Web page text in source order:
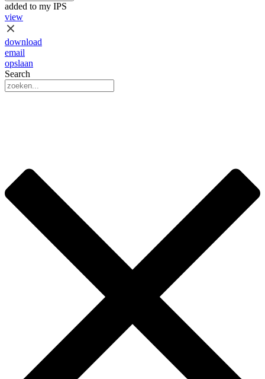
added to my IPS
view
download
email
opslaan
Search